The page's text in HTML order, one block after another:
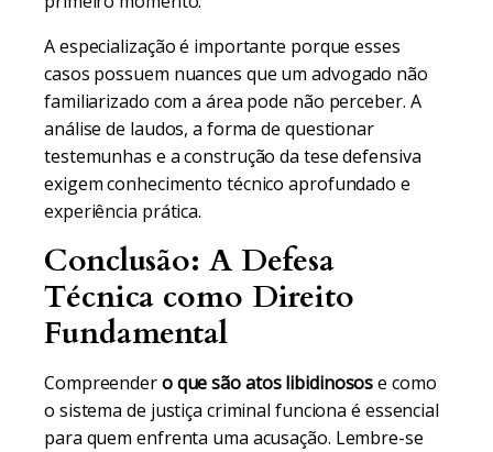
A especialização é importante porque esses
casos possuem nuances que um advogado não
familiarizado com a área pode não perceber. A
análise de laudos, a forma de questionar
testemunhas e a construção da tese defensiva
exigem conhecimento técnico aprofundado e
experiência prática.
Conclusão: A Defesa
Técnica como Direito
Fundamental
Compreendero que são atos libidinosose como
o sistema de justiça criminal funciona é essencial
para quem enfrenta uma acusação. Lembre-se